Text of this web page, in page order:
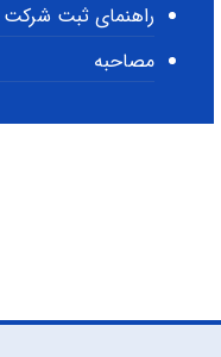
راهنمای ثبت شرکت
مصاحبه